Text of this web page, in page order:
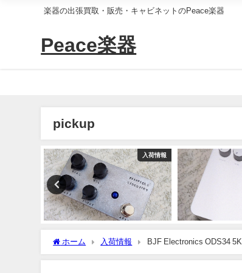
楽器の出張買取・販売・キャビネットのPeace楽器
Peace楽器
pickup
入荷情報
ホーム 入荷情報 BJF Electronics ODS34 5K